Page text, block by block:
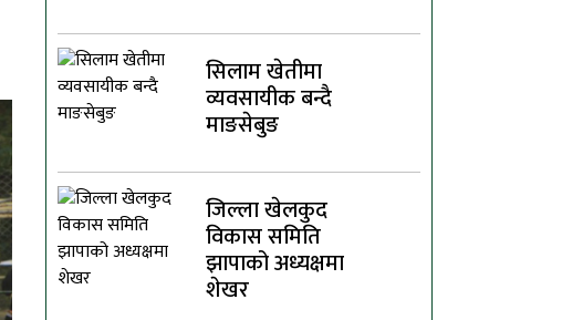
सिलाम खेतीमा
व्यवसायीक बन्दै
माङसेबुङ
जिल्ला खेलकुद
विकास समिति
झापाको अध्यक्षमा
शेखर